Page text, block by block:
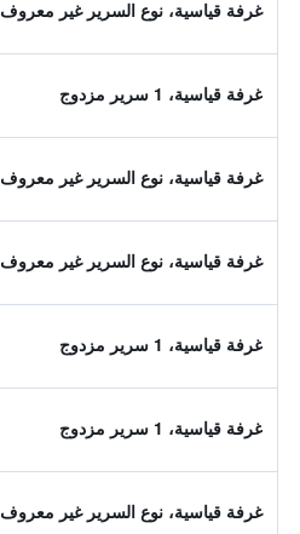
غرفة قياسية، نوع السرير غير معروف
غرفة قياسية، 1 سرير مزدوج
غرفة قياسية، نوع السرير غير معروف
غرفة قياسية، نوع السرير غير معروف
غرفة قياسية، 1 سرير مزدوج
غرفة قياسية، 1 سرير مزدوج
غرفة قياسية، نوع السرير غير معروف